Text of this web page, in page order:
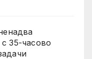
35-часово